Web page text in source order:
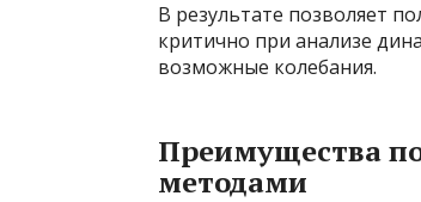
В результате позволяет
критично при анализе
возможные колебания.
Преимущества
методами